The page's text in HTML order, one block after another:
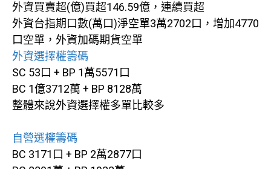
外資買賣超(億)買超146.59億，連續買超
外資台指期口數(萬口)淨空單3萬2702口，增加4770
口空單，外資加碼期貨空單
外資選擇權籌碼
SC 53口 + BP 1萬5571口
BC 1億3712萬 + BP 8128萬
整體來說外資選擇權多單比較多
自營選權籌碼
BC 3171口 + BP 2萬2877口